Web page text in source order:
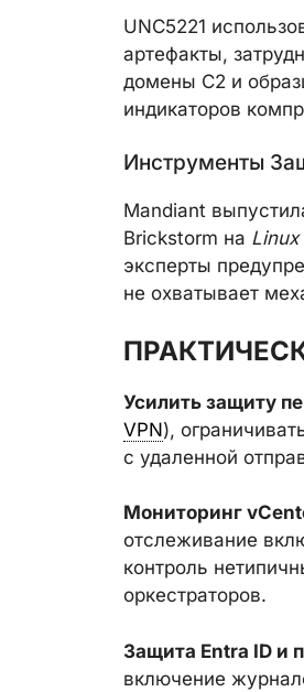
UNC5221
артефакты,
домены C2 и
индикаторов
Инструменты
Mandiant
Brickstorm на Linux
эксперты
не охватывает
Усилить защиту
VPN),
с удаленной
Мониторинг
отслеживание
контроль
оркестраторов.
Защита Entra ID и
включение